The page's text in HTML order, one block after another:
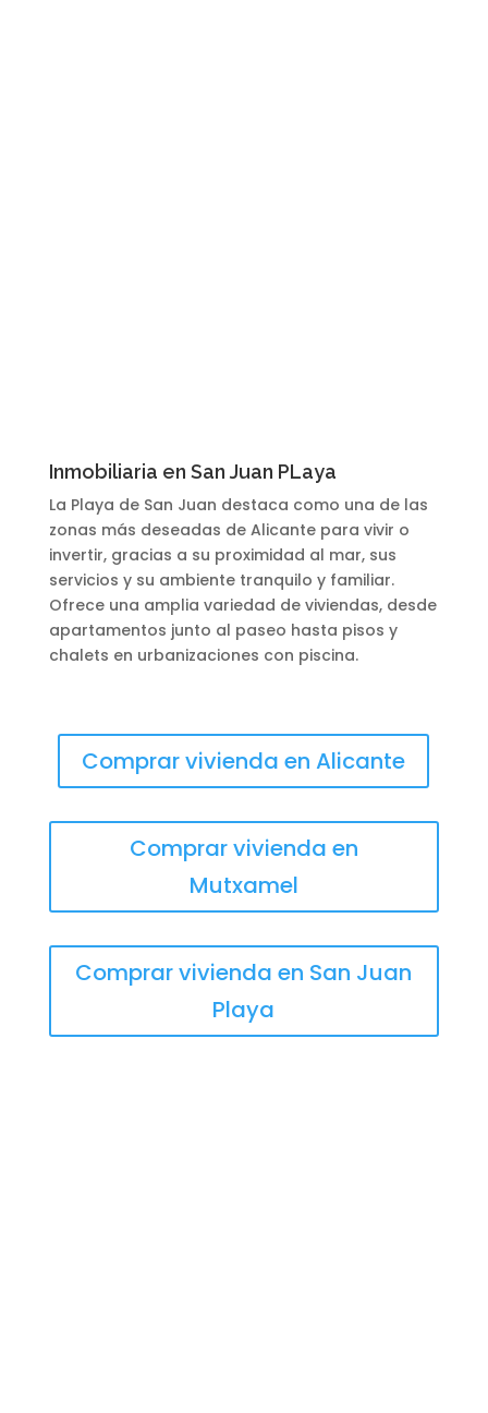
Inmobiliaria en San Juan PLaya
La Playa de San Juan destaca como una de las
zonas más deseadas de Alicante para vivir o
invertir, gracias a su proximidad al mar, sus
servicios y su ambiente tranquilo y familiar.
Ofrece una amplia variedad de viviendas, desde
apartamentos junto al paseo hasta pisos y
chalets en urbanizaciones con piscina.
Comprar vivienda en Alicante
Comprar vivienda en
Mutxamel
Comprar vivienda en San Juan
Playa